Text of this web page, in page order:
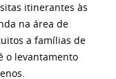
itinerantes às
na área de
a famílias de
o levantamento